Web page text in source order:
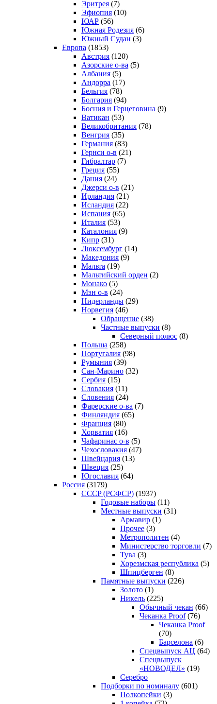
Эритрея (7)
Эфиопия (10)
ЮАР (56)
Южная Родезия (6)
Южный Судан (3)
Европа (1853)
Австрия (120)
Азорские о-ва (5)
Албания (5)
Андорра (17)
Бельгия (78)
Болгария (94)
Босния и Герцеговина (9)
Ватикан (53)
Великобритания (78)
Венгрия (35)
Германия (83)
Гернси о-в (21)
Гибралтар (7)
Греция (55)
Дания (24)
Джерси о-в (21)
Ирландия (21)
Исландия (22)
Испания (65)
Италия (53)
Каталония (9)
Кипр (31)
Люксембург (14)
Македония (9)
Мальта (19)
Мальтийский орден (2)
Монако (5)
Мэн о-в (24)
Нидерланды (29)
Норвегия (46)
Обращение (38)
Частные выпуски (8)
Северный полюс (8)
Польша (258)
Португалия (98)
Румыния (39)
Сан-Марино (32)
Сербия (15)
Словакия (11)
Словения (24)
Фарерские о-ва (7)
Финляндия (65)
Франция (80)
Хорватия (16)
Чафаринас о-в (5)
Чехословакия (47)
Швейцария (13)
Швеция (25)
Югославия (64)
Россия (3179)
CCCP (РСФСР) (1937)
Годовые наборы (11)
Местные выпуски (31)
Армавир (1)
Прочее (3)
Метрополитен (4)
Министерство торговли (7)
Тува (3)
Хорезмская республика (5)
Шпицберген (8)
Памятные выпуски (226)
Золото (1)
Никель (225)
Обычный чекан (66)
Чеканка Proof(76)
Чеканка Proof
(70)
Барселона (6)
Спецвыпуск АЦ (64)
Спецвыпуск
«НОВОДЕЛ» (19)
Серебро
Подборки по номиналу (601)
Полкопейки (3)